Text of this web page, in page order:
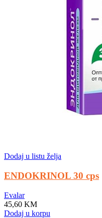
Dodaj u listu želja
ENDOKRINOL 30 cps
Evalar
45,60 KM
Dodaj u korpu